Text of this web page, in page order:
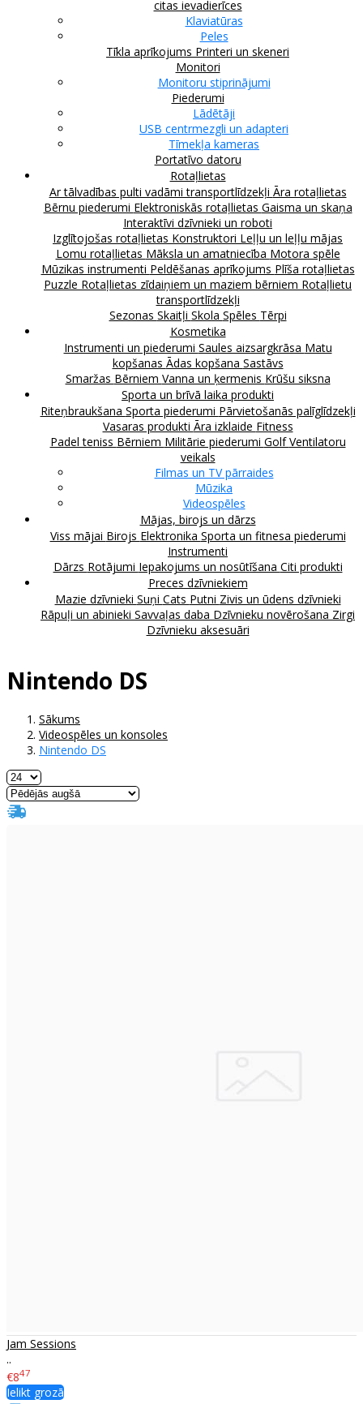
citas ievadierīces
Klaviatūras
Peles
Tīkla aprīkojums Printeri un skeneri
Monitori
Monitoru stiprinājumi
Piederumi
Lādētāji
USB centrmezgli un adapteri
Tīmekļa kameras
Portatīvo datoru
Rotaļlietas
Ar tālvadības pulti vadāmi transportlīdzekļi Āra rotaļlietas
Bērnu piederumi Elektroniskās rotaļlietas Gaisma un skaņa
Interaktīvi dzīvnieki un roboti
Izglītojošas rotaļlietas Konstruktori Leļļu un leļļu mājas
Lomu rotaļlietas Māksla un amatniecība Motora spēle
Mūzikas instrumenti Peldēšanas aprīkojums Plīša rotaļlietas
Puzzle Rotaļlietas zīdaiņiem un maziem bērniem Rotaļlietu
transportlīdzekļi
Sezonas Skaitļi Skola Spēles Tērpi
Kosmetika
Instrumenti un piederumi Saules aizsargkrāsa Matu
kopšanas Ādas kopšana Sastāvs
Smaržas Bērniem Vanna un ķermenis Krūšu siksna
Sporta un brīvā laika produkti
Riteņbraukšana Sporta piederumi Pārvietošanās palīglīdzekļi
Vasaras produkti Āra izklaide Fitness
Padel teniss Bērniem Militārie piederumi GolfVentilatoru
veikals
Filmas un TV pārraides
Mūzika
Videospēles
Mājas, birojs un dārzs
Viss mājai Birojs Elektronika Sporta un fitnesa piederumi
Instrumenti
Dārzs Rotājumi Iepakojums un nosūtīšana Citi produkti
Preces dzīvniekiem
Mazie dzīvnieki Suņi Cats Putni Zivis un ūdens dzīvnieki
Rāpuļi un abinieki Savvaļas daba Dzīvnieku novērošana Zirgi
Dzīvnieku aksesuāri
Nintendo DS
Sākums
Videospēles un konsoles
Nintendo DS
Jam Sessions
..
€847
Ielikt grozā